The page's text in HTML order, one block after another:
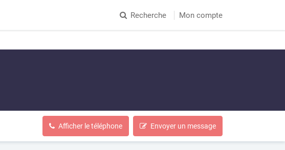
Recherche Mon compte
Afficher le téléphone Envoyer un message